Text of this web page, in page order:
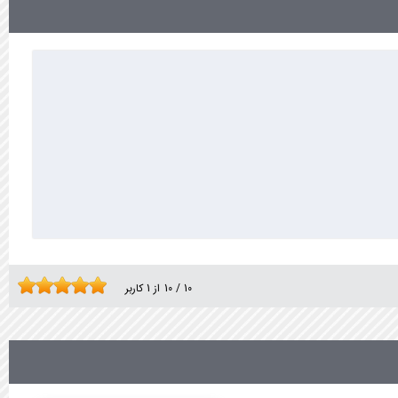
10 / 10 از 1کاربر